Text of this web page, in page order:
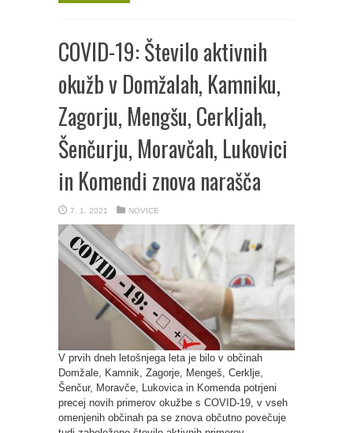
COVID-19: Število aktivnih
okužb v Domžalah, Kamniku,
Zagorju, Mengšu, Cerkljah,
Šenčurju, Moravčah, Lukovici
in Komendi znova narašča
7. 1. 2021 NOVICE
V prvih dneh letošnjega leta je bilo v občinah
Domžale, Kamnik, Zagorje, Mengeš, Cerklje,
Šenčur, Moravče, Lukovica in Komenda potrjeni
precej novih primerov okužbe s COVID-19, v vseh
omenjenih občinah pa se znova občutno povečuje